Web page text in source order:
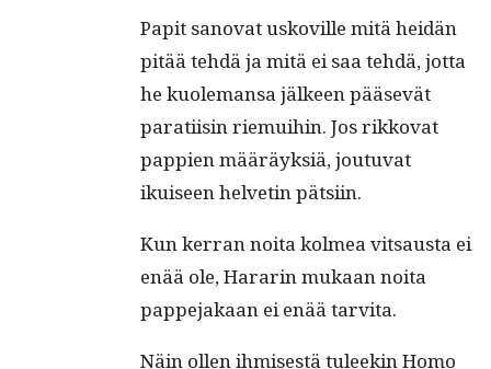
Papit sanovat uskoville mitä hei­dän
pitää tehdä ja mitä ei saa tehdä, jot­ta
he kuole­mansa jäl­keen pää­sevät
parati­isin riemui­hin. Jos rikko­vat
pap­pi­en määräyk­siä, joutu­vat
ikuiseen hel­vetin pätsiin.
Kun ker­ran noi­ta kolmea vit­saus­ta ei
enää ole, Hararin mukaan noi­ta
pappe­jakaan ei enää tarvita.
Näin ollen ihmis­es­tä tuleekin Homo